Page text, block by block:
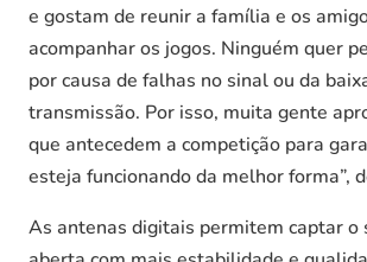
e gostam de reunir a família e os
acompanhar os jogos. Ninguém quer
por causa de falhas no sinal ou da
transmissão. Por isso, muita gente
que antecedem a competição para
esteja funcionando da melhor forma”,
As antenas digitais permitem captar o